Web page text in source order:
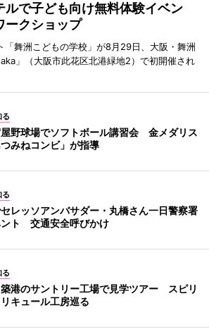
ルで子ども向け無料体験イベン
クショップ
「舞洲こどもの学校」が8月29日、大阪・舞洲
」（大阪市此花区北港緑地2）で初開催され
る
野球場でソフトボール講習会 金メダリス
つみねコンビ」が指導
る
レッソアンバサダー・丸橋さん一日警察署
ト 交通安全呼びかけ
る
港のサントリー工場で見学ツアー スピリ
キュール工房巡る